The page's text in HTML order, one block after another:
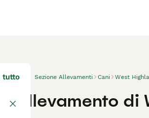
tutto Sezione Allevamenti Cani West
Allevamento di